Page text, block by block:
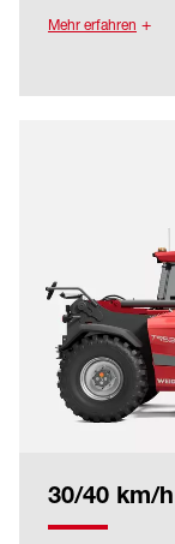
Sicht auf
dabei die
Operator
für den
sich in der
sämtlicher
und
Zoll
Mehr erfahren
30/40 km/